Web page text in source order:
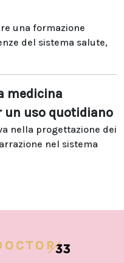
una formazione
del sistema salute,
medicina
un uso quotidiano
nella progettazione dei
nel sistema